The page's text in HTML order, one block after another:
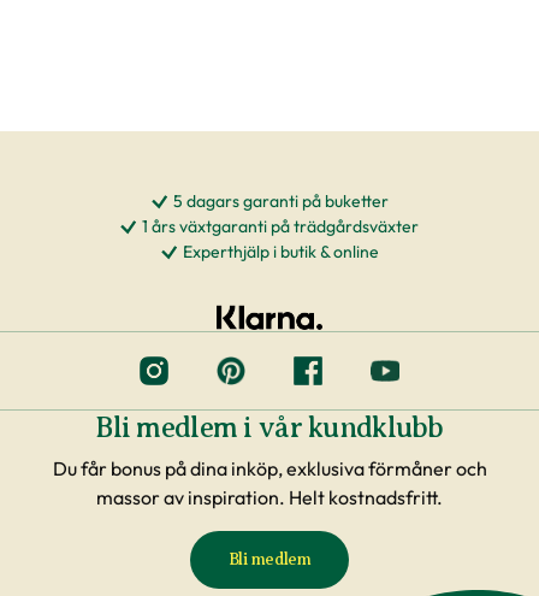
5 dagars garanti på buketter
1 års växtgaranti på trädgårdsväxter
Experthjälp i butik & online
Bli medlem i vår kundklubb
Du får bonus på dina inköp, exklusiva förmåner och
massor av inspiration. Helt kostnadsfritt.
Bli medlem